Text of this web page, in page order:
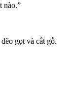
nào.”
gọt và cắt gỗ.